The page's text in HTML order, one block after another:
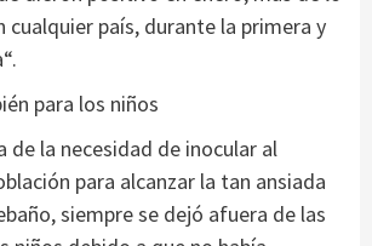
cualquier país, durante la primera y
para los niños
de la necesidad de inocular al
para alcanzar la tan ansiada
siempre se dejó afuera de las